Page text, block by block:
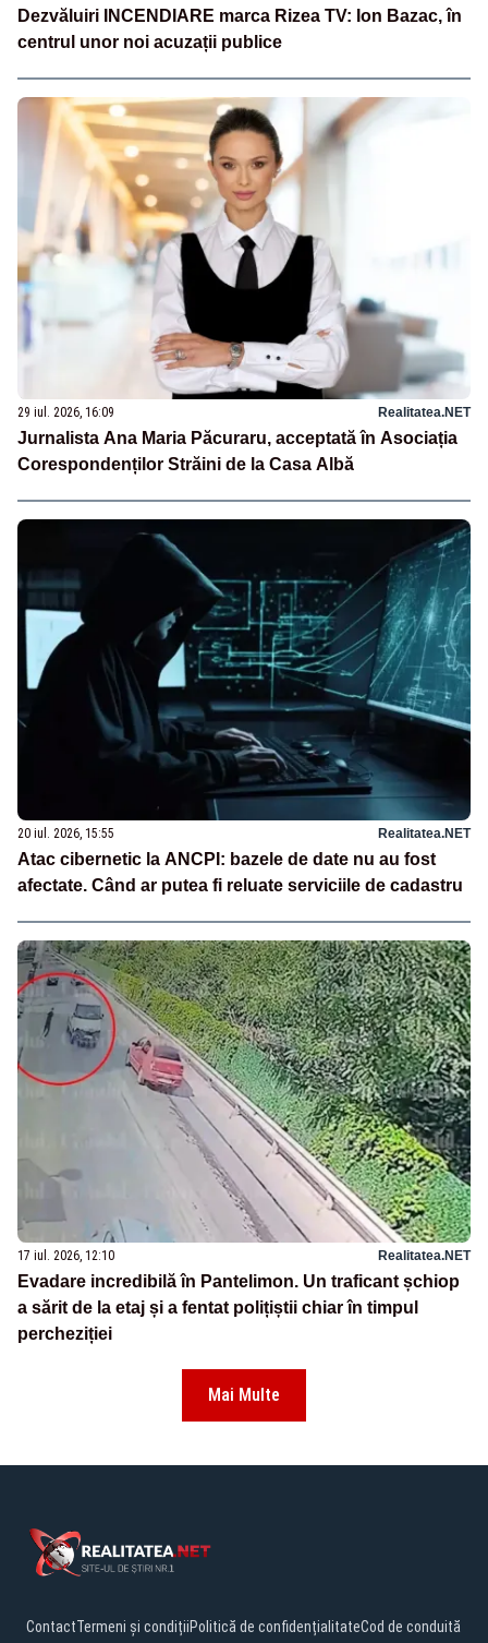
Dezvăluiri INCENDIARE marca Rizea TV: Ion Bazac, în
centrul unor noi acuzații publice
29 iul. 2026, 16:09 Realitatea.NET
Jurnalista Ana Maria Păcuraru, acceptată în Asociația
Corespondenților Străini de la Casa Albă
20 iul. 2026, 15:55 Realitatea.NET
Atac cibernetic la ANCPI: bazele de date nu au fost
afectate. Când ar putea fi reluate serviciile de cadastru
17 iul. 2026, 12:10 Realitatea.NET
Evadare incredibilă în Pantelimon. Un traficant șchiop
a sărit de la etaj și a fentat polițiștii chiar în timpul
percheziției
Mai Multe
ContactTermeni și condițiiPolitică de confidențialitateCod de conduită